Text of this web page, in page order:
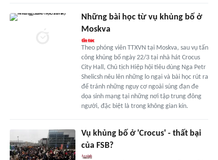
Những bài học từ vụ khủng bố ở
Moskva
Theo phóng viên TTXVN tại Moskva, sau vụ tấn
công khủng bố ngày 22/3 tại nhà hát Crocus
City Hall, Chủ tịch Hiệp hội tiêu dùng Nga Petr
Shelicsh nêu lên những lo ngại và bài học rút ra
để tránh những nguy cơ ngoài súng đạn đe
dọa sinh mạng tại những nơi tập trung đông
người, đặc biệt là trong không gian kín.
Vụ khủng bố ở 'Crocus' - thất bại
của FSB?